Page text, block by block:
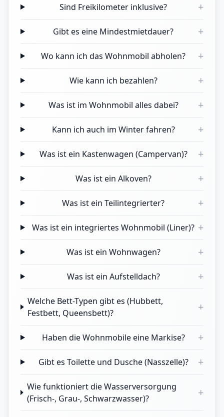
Sind Freikilometer inklusive? +
Gibt es eine Mindestmietdauer? +
Wo kann ich das Wohnmobil abholen? +
Wie kann ich bezahlen? +
Was ist im Wohnmobil alles dabei? +
Kann ich auch im Winter fahren? +
Was ist ein Kastenwagen (Campervan)? +
Was ist ein Alkoven? +
Was ist ein Teilintegrierter? +
Was ist ein integriertes Wohnmobil (Liner)? +
Was ist ein Wohnwagen? +
Was ist ein Aufstelldach? +
Welche Bett-Typen gibt es (Hubbett,
Festbett, Queensbett)?
+
Haben die Wohnmobile eine Markise? +
Gibt es Toilette und Dusche (Nasszelle)? +
Wie funktioniert die Wasserversorgung
(Frisch-, Grau-, Schwarzwasser)?
+